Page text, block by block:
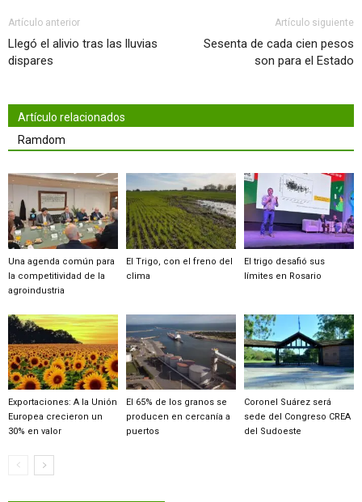
Artículo anterior
Llegó el alivio tras las lluvias
dispares
Artículo siguiente
Sesenta de cada cien pesos
son para el Estado
Artículo relacionados
Ramdom
Una agenda común para
la competitividad de la
agroindustria
El Trigo, con el freno del
clima
El trigo desafió sus
límites en Rosario
Exportaciones: A la Unión
Europea crecieron un
30% en valor
El 65% de los granos se
producen en cercanía a
puertos
Coronel Suárez será
sede del Congreso CREA
del Sudoeste